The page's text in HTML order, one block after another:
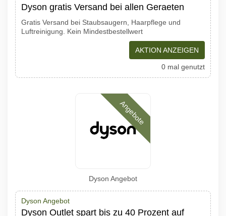
Dyson gratis Versand bei allen Geraeten
Gratis Versand bei Staubsaugern, Haarpflege und
Luftreinigung. Kein Mindestbestellwert
AKTION ANZEIGEN
0 mal genutzt
Angebote
Dyson Angebot
Dyson Angebot
Dyson Outlet spart bis zu 40 Prozent auf